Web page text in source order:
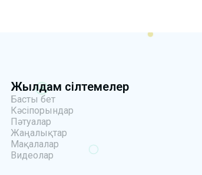
Жылдам сілтемелер
Басты бет
Кәсіпорындар
Пәтуалар
Жаңалықтар
Мақалалар
Видеолар